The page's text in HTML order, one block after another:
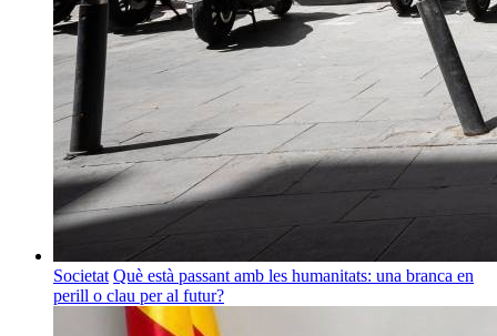
Societat Què està passant amb les humanitats: una branca en
perill o clau per al futur?